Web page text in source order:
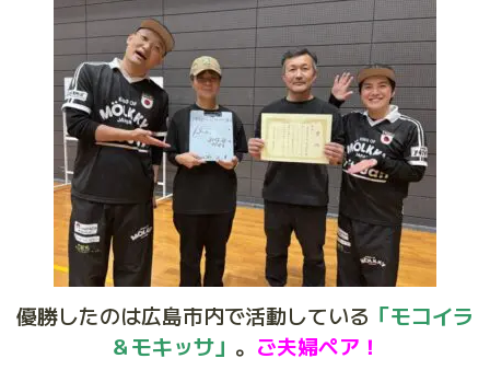
優勝したのは広島市内で活動している 「モコイラ
＆モキッサ」 。 ご夫婦ペア！